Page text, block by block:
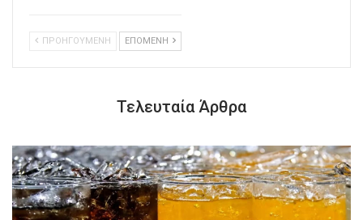
ΠΡΟΗΓΟΥΜΕΝΗ ΕΠΟΜΕΝΗ
Τελευταία Άρθρα